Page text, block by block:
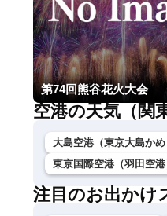
第74回熊谷花火大会
空港の天気（関
大島空港（東京大島かめ
東京国際空港（羽田空港
注目のお出かけ